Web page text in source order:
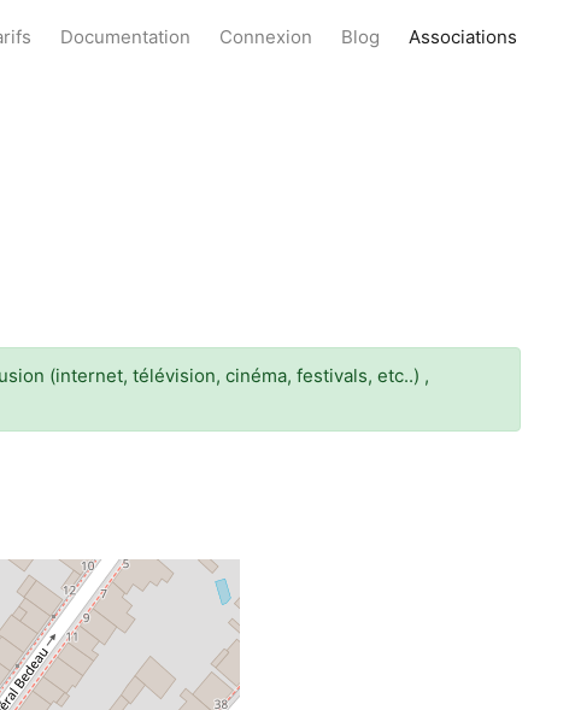
Documentation Connexion Blog Associations
(internet, télévision, cinéma, festivals, etc..) ,